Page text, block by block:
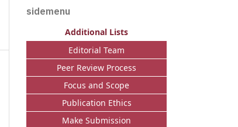
sidemenu
Additional Lists
Editorial Team
Peer Review Process
Focus and Scope
Publication Ethics
Make Submission